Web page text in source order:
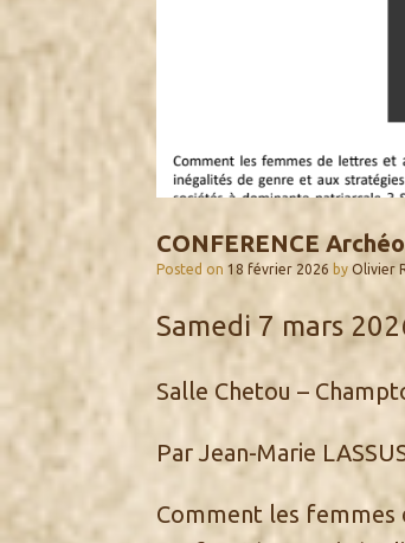
CONFERENCE
Posted on 18 février 2026 by Olivier
Samedi 7 mars
Salle Chetou –
Par Jean-Marie
Comment les femmes